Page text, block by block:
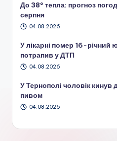
До 38° тепла: прогноз
серпня
04.08.2026
У лікарні помер 16-річний
потрапив у ДТП
04.08.2026
У Тернополі чоловік кинув
пивом
04.08.2026